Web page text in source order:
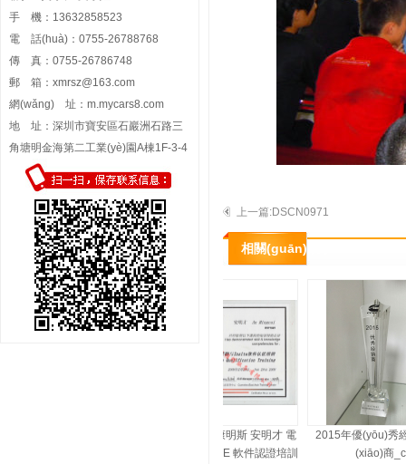
手 機：13632858523
電 話(huà)：0755-26788768
傳 真：0755-26786748
郵 箱： xmrsz@163.com
網(wǎng) 址： m.mycars8.com
地 址：深圳市寶安區石巖洲石路三
角塘明金海第二工業(yè)園A棟1F-3-4
上一篇:DSCN0971
相關(guān)展示
2008年 北京康明斯 安明才 電
工基礎與INSITE 軟件認證培訓
2015年優(yōu)秀
(xiāo)商_c